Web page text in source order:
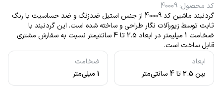
ابعاد
بین 2.5 تا 4 سانتی‌متر
ضخامت
1 میلی‌متر
کد محصول:
40009
گردنبند ماشین کد 40009 از جنس استیل ضدزنگ و ضد حساسیت با رنگ
ثابت توسط زیورآلات نگار طراحی و ساخته شده است. این گردنبند با
ضخامت 1 میلیمتر در ابعاد 2.5 تا 4 سانتیمتر نسبت به سفارش مشتری
قابل ساخت است.